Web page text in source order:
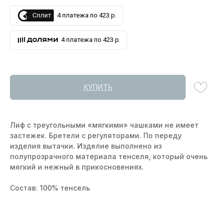
Сплит 4 платежа по 423 р.
4 платежа по 423 р.
КУПИТЬ
Лиф с треугольными «мягкими» чашками не имеет
застежек. Бретели с регуляторами. По переду
изделия вытачки. Изделие выполнено из
полупрозрачного материала тенселя, который очень
мягкий и нежный в прикосновениях.
Состав: 100% тенсель